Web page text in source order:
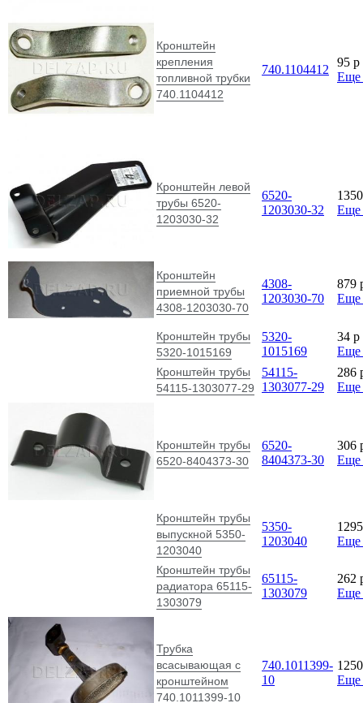
Кронштейн
крепления
топливной трубки
740.1104412
740.1104412
95 p
Еще
Кронштейн левой
трубы 6520-
1203030-32
6520-
1203030-32
Еще
Кронштейн
приемной трубы
4308-1203030-70
4308-
1203030-70
879
Еще
Кронштейн трубы
5320-1015169
5320-
1015169
34 p
Еще
Кронштейн трубы
54115-1303077-29
54115-
1303077-29
286
Еще
Кронштейн трубы
6520-8404373-30
6520-
8404373-30
306
Еще
Кронштейн трубы
выпускной 5350-
1203040
5350-
1203040
Еще
Кронштейн трубы
радиатора 65115-
1303079
65115-
1303079
262
Еще
Трубка
всасывающая с
кронштейном
740.1011399-10
740.1011399-
10
Еще